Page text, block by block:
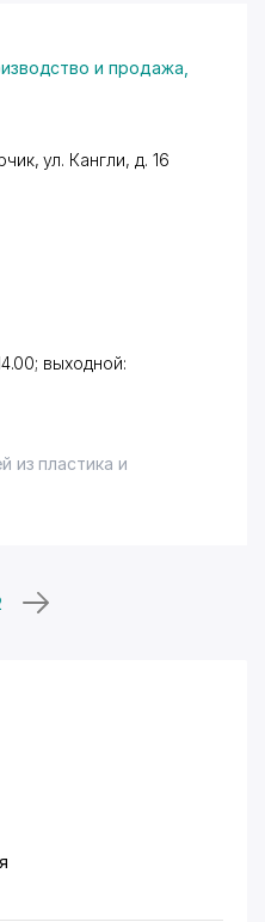
и продажа
,ул. Кангли, д. 16
выходной:
из пластика и